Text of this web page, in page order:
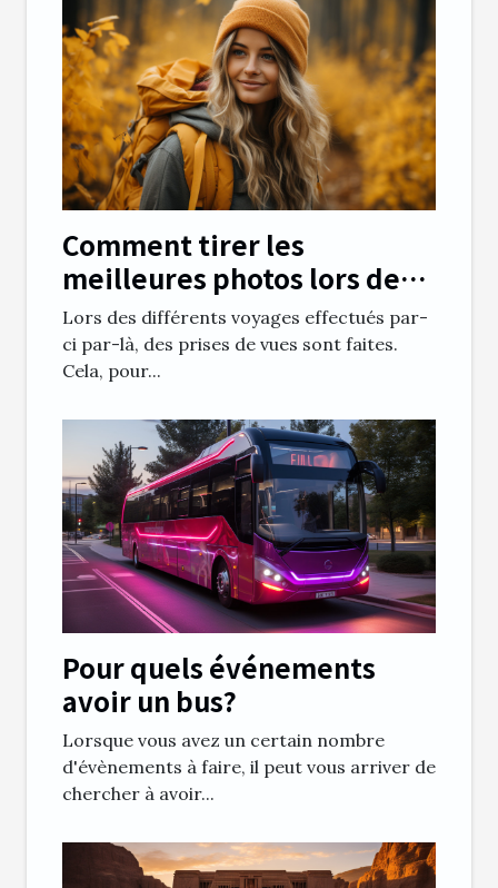
Comment tirer les
meilleures photos lors des
voyages ?
Lors des différents voyages effectués par-
ci par-là, des prises de vues sont faites.
Cela, pour...
Pour quels événements
avoir un bus?
Lorsque vous avez un certain nombre
d'évènements à faire, il peut vous arriver de
chercher à avoir...